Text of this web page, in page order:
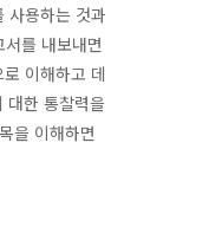
사용하는 것과
를 내보내면
이해하고 데
대한 통찰력을
을 이해하면